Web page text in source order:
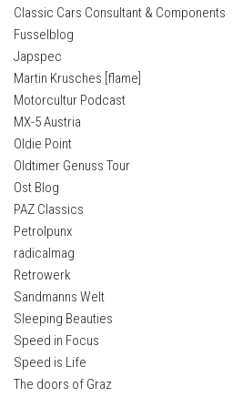
Classic Cars Consultant & Components
Fusselblog
Japspec
Martin Krusches [flame]
Motorcultur Podcast
MX-5 Austria
Oldie Point
Oldtimer Genuss Tour
Ost Blog
PAZ Classics
Petrolpunx
radicalmag
Retrowerk
Sandmanns Welt
Sleeping Beauties
Speed in Focus
Speed is Life
The doors of Graz